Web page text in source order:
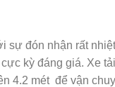
sự đón nhận rất
kỳ đáng giá. Xe
4.2 mét để vận